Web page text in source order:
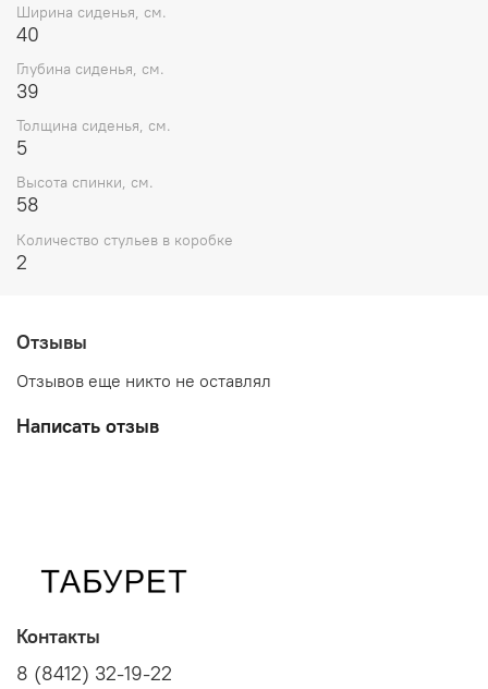
Ширина сиденья, см.
40
Глубина сиденья, см.
39
Толщина сиденья, см.
5
Высота спинки, см.
58
Количество стульев в коробке
2
Отзывы
Отзывов еще никто не оставлял
Написать отзыв
Контакты
8 (8412) 32-19-22